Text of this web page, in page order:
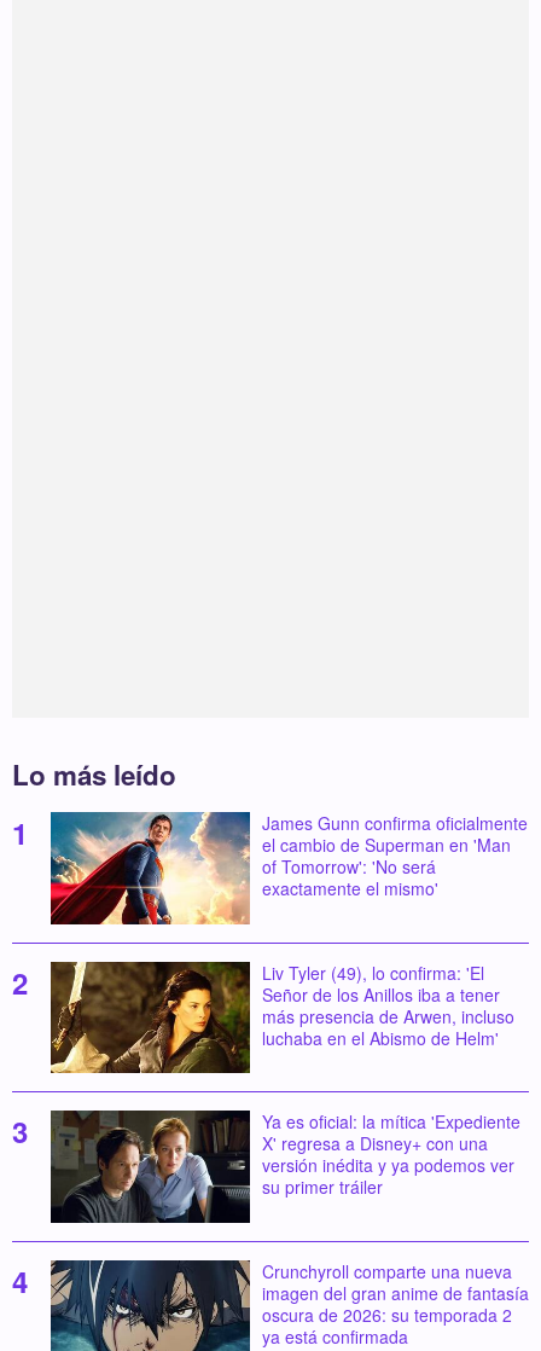
Lo más leído
James Gunn confirma oficialmente
el cambio de Superman en 'Man
of Tomorrow': 'No será
exactamente el mismo'
Liv Tyler (49), lo confirma: 'El
Señor de los Anillos iba a tener
más presencia de Arwen, incluso
luchaba en el Abismo de Helm'
Ya es oficial: la mítica 'Expediente
X' regresa a Disney+ con una
versión inédita y ya podemos ver
su primer tráiler
Crunchyroll comparte una nueva
imagen del gran anime de fantasía
oscura de 2026: su temporada 2
ya está confirmada